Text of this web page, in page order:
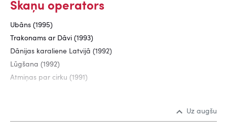
Skaņu operators
Ubāns (1995)
Trakonams ar Dāvi (1993)
Dānijas karaliene Latvijā (1992)
Lūgšana (1992)
Atmiņas par cirku (1991)
Uz augšu